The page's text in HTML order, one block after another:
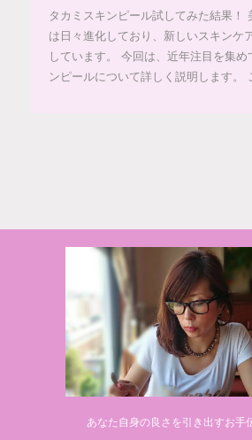
タカミスキンピール試してみた結果！
は日々進化しており、新しいスキンケ
しています。 今回は、近年注目を集め
ンピールについて詳しく説明します。
あなた自身の良さを引き出すお手
AFFINGER5